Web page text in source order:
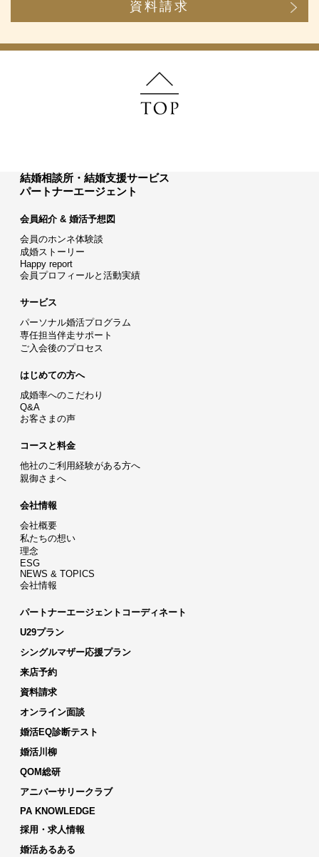
資料請求
結婚相談所・結婚支援サービス
パートナーエージェント
会員紹介 & 婚活予想図
会員のホンネ体験談
成婚ストーリー
Happy report
会員プロフィールと活動実績
サービス
パーソナル婚活プログラム
専任担当伴走サポート
ご入会後のプロセス
はじめての方へ
成婚率へのこだわり
Q&A
お客さまの声
コースと料金
他社のご利用経験がある方へ
親御さまへ
会社情報
会社概要
私たちの想い
理念
ESG
NEWS & TOPICS
会社情報
パートナーエージェントコーディネート
U29プラン
シングルマザー応援プラン
来店予約
資料請求
オンライン面談
婚活EQ診断テスト
婚活川柳
QOM総研
アニバーサリークラブ
PA KNOWLEDGE
採用・求人情報
婚活あるある